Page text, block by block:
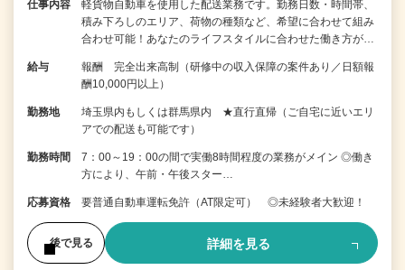
仕事内容
軽貨物自動車を使用した配送業務です。勤務日数・時間帯、
積み下ろしのエリア、荷物の種類など、希望に合わせて組み
合わせ可能！あなたのライフスタイルに合わせた働き方が…
給与
報酬 完全出来高制（研修中の収入保障の案件あり／日額報
酬10,000円以上）
勤務地
埼玉県内もしくは群馬県内 ★直行直帰（ご自宅に近いエリ
アでの配送も可能です）
勤務時間
7：00～19：00の間で実働8時間程度の業務がメイン ◎働き
方により、午前・午後スター…
応募資格 要普通自動車運転免許（AT限定可） ◎未経験者大歓迎！
後で見る 詳細を見る